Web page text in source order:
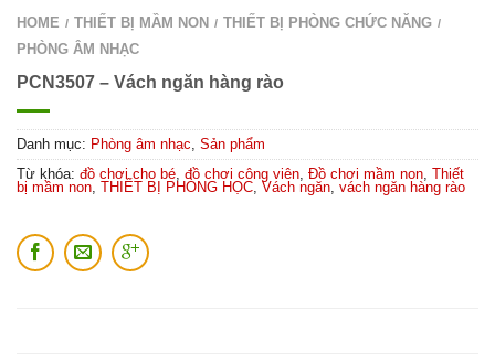
HOME / THIẾT BỊ MẦM NON / THIẾT BỊ PHÒNG CHỨC NĂNG /
PHÒNG ÂM NHẠC
PCN3507 – Vách ngăn hàng rào
Danh mục: Phòng âm nhạc Sản phẩm
Từ khóa: đồ chơi cho bé đồ chơi công viên Đồ chơi mầm non Thiết
bị mầm non THIẾT BỊ PHÒNG HỌC Vách ngăn vách ngăn hàng rào